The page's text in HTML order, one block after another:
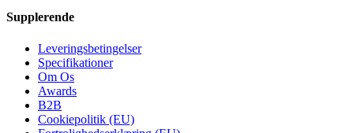
Supplerende
Leveringsbetingelser
Specifikationer
Om Os
Awards
B2B
Cookiepolitik (EU)